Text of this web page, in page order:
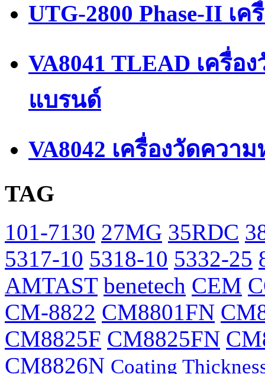
UTG-2800 Phase-II เ
VA8041 TLEAD เครื่อ
แบรนด์
VA8042 เครื่องวัดควา
TAG
101-7130 27MG 35RDC
5317-10 5318-10 5332-25
AMTAST benetech CEM
CM-8822 CM8801FN
CM8825F CM8825FN
CM8826N Coating